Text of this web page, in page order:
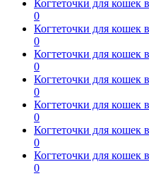
Когтеточки для кошек
0
Когтеточки для кошек
0
Когтеточки для кошек
0
Когтеточки для кошек
0
Когтеточки для кошек
0
Когтеточки для кошек
0
Когтеточки для кошек
0